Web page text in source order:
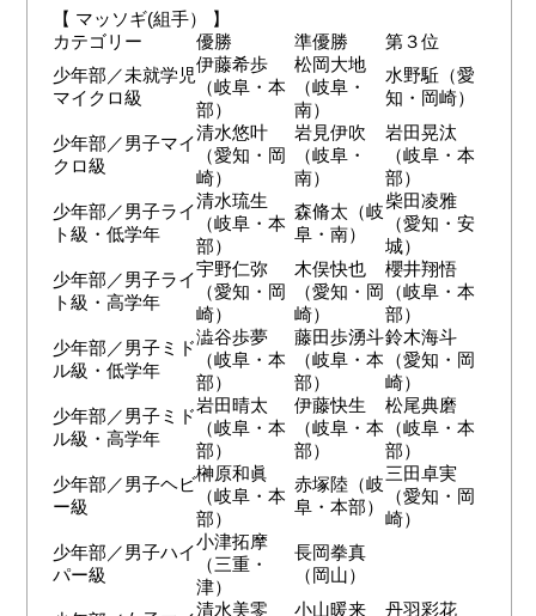
【 マッソギ(組手） 】
カテゴリー
優勝 準優勝
第３位
少年部／未就学児
マイクロ級
伊藤希歩
（岐阜・本
部）
松岡大地
（岐阜・
南）
水野駈（愛
知・岡崎）
少年部／男子マイ
クロ級
清水悠叶
（愛知・岡
崎）
岩見伊吹
（岐阜・
南）
岩田晃汰
（岐阜・本
部）
少年部／男子ライ
ト級・低学年
清水琉生
（岐阜・本
部）
森脩太（岐
阜・南）
柴田凌雅
（愛知・安
城）
少年部／男子ライ
ト級・高学年
宇野仁弥
（愛知・岡
崎）
木俣快也
（愛知・岡
崎）
櫻井翔悟
（岐阜・本
部）
少年部／男子ミド
ル級・低学年
澁谷歩夢
（岐阜・本
部）
藤田歩湧斗
（岐阜・本
部）
鈴木海斗
（愛知・岡
崎）
少年部／男子ミド
ル級・高学年
岩田晴太
（岐阜・本
部）
伊藤快生
（岐阜・本
部）
松尾典磨
（岐阜・本
部）
少年部／男子ヘビ
ー級
榊原和眞
（岐阜・本
部）
赤塚陸（岐
阜・本部）
三田卓実
（愛知・岡
崎）
少年部／男子ハイ
パー級
小津拓摩
（三重・
津）
長岡拳真
（岡山）
清水美零 小山暖来 丹羽彩花